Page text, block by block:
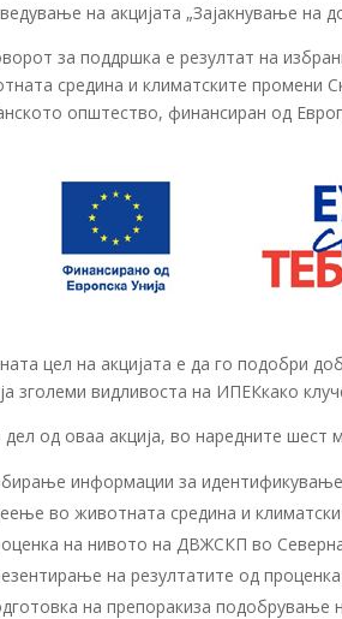
на акцијата „Зајакнување
за поддршка е резултат на
средина и климатските промени
општество, финансиран од
цел на акцијата е да го подобри
зголеми видливоста на ИПЕКкако
дел од оваа акција, во наредните шест
информации за
во животната средина и
на нивото на ДВЖСКП во
на резултатите од
на препоракиза подобрување